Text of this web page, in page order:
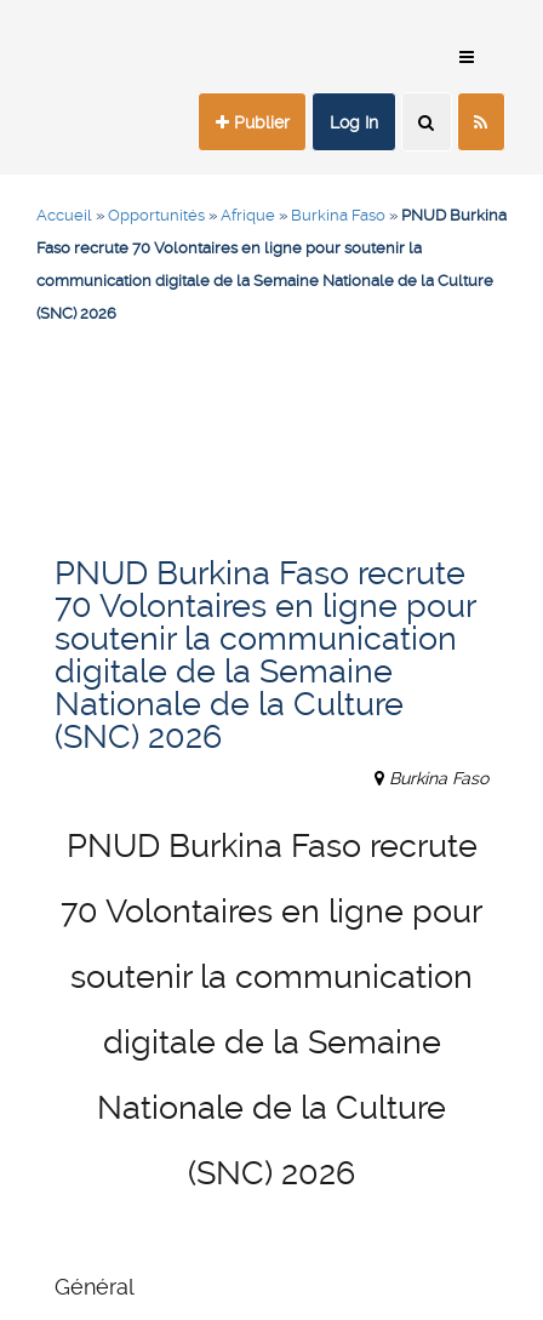
Publier Log In
Accueil » Opportunités » Afrique » Burkina Faso » PNUD Burkina
Faso recrute 70 Volontaires en ligne pour soutenir la
communication digitale de la Semaine Nationale de la Culture
(SNC) 2026
PNUD Burkina Faso recrute
70 Volontaires en ligne pour
soutenir la communication
digitale de la Semaine
Nationale de la Culture
(SNC) 2026
Burkina Faso
PNUD Burkina Faso recrute
70 Volontaires en ligne pour
soutenir la communication
digitale de la Semaine
Nationale de la Culture
(SNC) 2026
Général